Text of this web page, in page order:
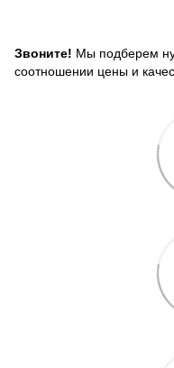
Звоните! Мы подберем
соотношении цены и